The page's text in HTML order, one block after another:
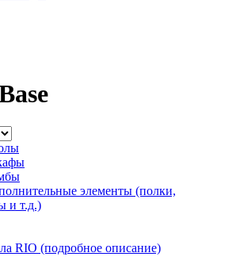
элементы (полки,
и т.д.)
RIO (подробное описание)